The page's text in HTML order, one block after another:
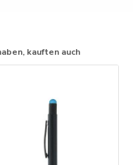
kauften auch